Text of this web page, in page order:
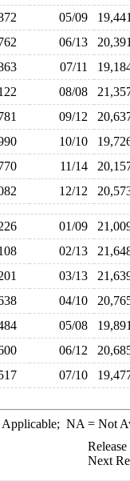
05/09
06/13
07/11
08/08
09/12
10/10
11/14
12/12
01/09
02/13
03/13
04/10
05/08
06/12
07/10
NA = Not
Next